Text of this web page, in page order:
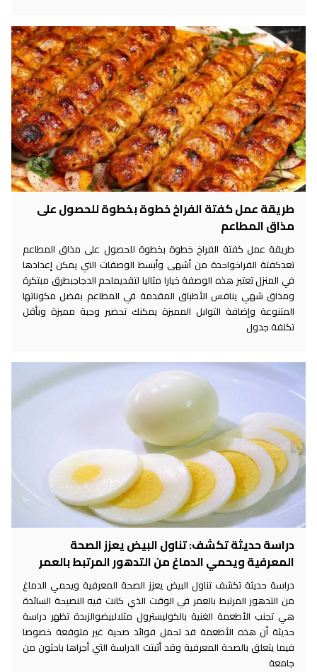
طريقة عمل كفتة الفراخ خطوة بخطوة للحصول على
مذاق المطاعم
طريقة عمل كفتة الفراخ خطوة بخطوة للحصول على مذاق المطاعم
تعدكفتة الفراخواحدة من أشهى وأبسط الوصفات التي يمكن إعدادها
في المنزل تعتبر هذه الوصفة خيارا مثاليا لتقديملحم الدجاجبطرق مبتكرة
ومذاق شهي ينافس الأطباق المقدمة في المطاعم بفضل مكوناتها
المتنوعة وإضافة التوابل المميزة يمكنك تحضير وجبة مميزة وبأقل
تكلفة جدول
دراسة حديثة تكشف: تناول البيض يعزز الصحة
المعرفية ويحمي الدماغ من التدهور المرتبط بالعمر
دراسة حديثة تكشف تناول البيض يعزز الصحة المعرفية ويحمي الدماغ
من التدهور المرتبط بالعمر في الوقت الذي كانت فيه النصيحة السائدة
هي تجنب الأطعمة الغنية بالكوليسترول مثلالبيضوالزبدة تظهر دراسة
حديثة أن هذه الأطعمة قد تحمل فوائد صحية غير متوقعة خصوصا
فيما يتعلق بالصحة المعرفية وقد أثبتت الدراسة التي أجراها باحثون من
جامعة